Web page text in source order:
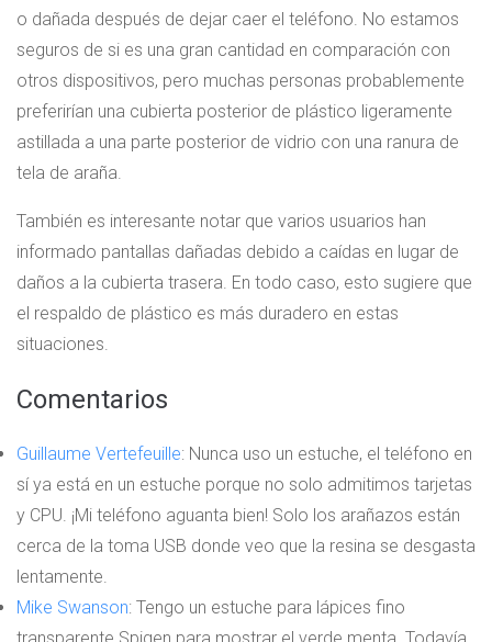
o dañada después de dejar caer el teléfono. No estamos
seguros de si es una gran cantidad en comparación con
otros dispositivos, pero muchas personas probablemente
preferirían una cubierta posterior de plástico ligeramente
astillada a una parte posterior de vidrio con una ranura de
tela de araña.
También es interesante notar que varios usuarios han
informado pantallas dañadas debido a caídas en lugar de
daños a la cubierta trasera. En todo caso, esto sugiere que
el respaldo de plástico es más duradero en estas
situaciones.
Comentarios
Guillaume Vertefeuille: Nunca uso un estuche, el teléfono en
sí ya está en un estuche porque no solo admitimos tarjetas
y CPU. ¡Mi teléfono aguanta bien! Solo los arañazos están
cerca de la toma USB donde veo que la resina se desgasta
lentamente.
Mike Swanson: Tengo un estuche para lápices fino